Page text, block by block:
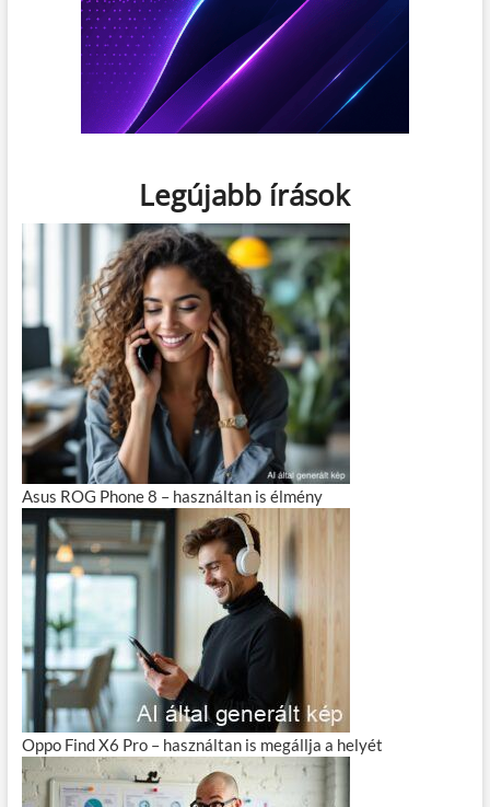
Legújabb írások
Asus ROG Phone 8 – használtan is élmény
Oppo Find X6 Pro – használtan is megállja a helyét